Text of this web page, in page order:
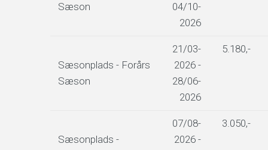
Sæson
04/10-
2026
Sæsonplads - Forårs
Sæson
21/03-
2026 -
28/06-
2026
5.180,-
Sæsonplads -
07/08-
2026 -
3.050,-